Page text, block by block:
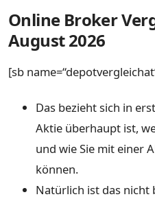
Online Broker
August 2026
[sb
Das bezieht sich in
Aktie überhaupt ist,
und wie Sie mit einer
können.
Natürlich ist das nicht